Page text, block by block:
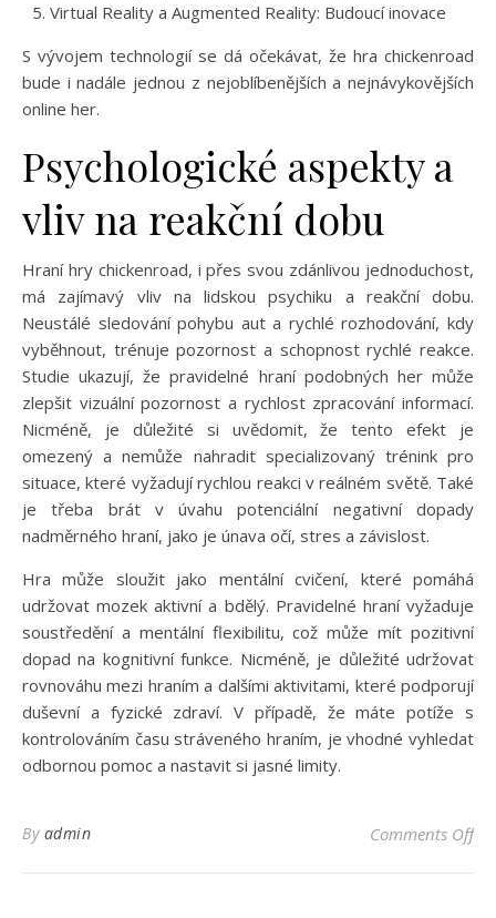
Virtual Reality a Augmented Reality: Budoucí inovace
S vývojem technologií se dá očekávat, že hra chickenroad
bude i nadále jednou z nejoblíbenějších a nejnávykovějších
online her.
Psychologické aspekty a
vliv na reakční dobu
Hraní hry chickenroad, i přes svou zdánlivou jednoduchost,
má zajímavý vliv na lidskou psychiku a reakční dobu.
Neustálé sledování pohybu aut a rychlé rozhodování, kdy
vyběhnout, trénuje pozornost a schopnost rychlé reakce.
Studie ukazují, že pravidelné hraní podobných her může
zlepšit vizuální pozornost a rychlost zpracování informací.
Nicméně, je důležité si uvědomit, že tento efekt je
omezený a nemůže nahradit specializovaný trénink pro
situace, které vyžadují rychlou reakci v reálném světě. Také
je třeba brát v úvahu potenciální negativní dopady
nadměrného hraní, jako je únava očí, stres a závislost.
Hra může sloužit jako mentální cvičení, které pomáhá
udržovat mozek aktivní a bdělý. Pravidelné hraní vyžaduje
soustředění a mentální flexibilitu, což může mít pozitivní
dopad na kognitivní funkce. Nicméně, je důležité udržovat
rovnováhu mezi hraním a dalšími aktivitami, které podporují
duševní a fyzické zdraví. V případě, že máte potíže s
kontrolováním času stráveného hraním, je vhodné vyhledat
odbornou pomoc a nastavit si jasné limity.
By admin Comments Offon